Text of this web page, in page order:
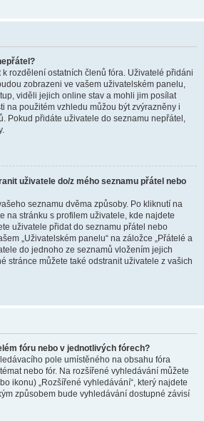
k rozdělení ostatních členů fóra. Uživatelé přidáni
zobrazeni ve vašem uživatelském panelu,
viděli jejich online stav a mohli jim posílat
na použitém vzhledu můžou být zvýrazněny i
Pokud přidáte uživatele do seznamu nepřátel,
uživatele do/z mého seznamu přátel nebo
seznamu dvěma způsoby. Po kliknutí na
na stránku s profilem uživatele, kde najdete
uživatele přidat do seznamu přátel nebo
„Uživatelském panelu“ na záložce „Přátelé a
do jednoho ze seznamů vložením jejich
stránce můžete také odstranit uživatele z vašich
fóru nebo v jednotlivých fórech?
pole umístěného na obsahu fóra
nebo fór. Na rozšířené vyhledávání můžete
ikonu) „Rozšířené vyhledávání“, který najdete
způsobem bude vyhledávání dostupné závisí